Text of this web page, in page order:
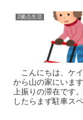
2拠点生活
こんにちは、ケ
から山の家にいま
上振りの滞在です
したらまず駐車ス